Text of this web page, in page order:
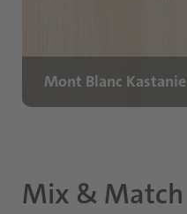
Mont Blanc Kastanie
Mix & Match